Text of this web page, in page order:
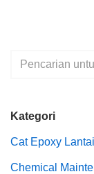
Kategori
Cat Epoxy
Chemical